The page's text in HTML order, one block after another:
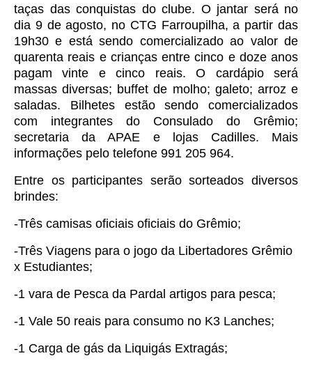
taças das conquistas do clube. O jantar será no
dia 9 de agosto, no CTG Farroupilha, a partir das
19h30 e está sendo comercializado ao valor de
quarenta reais e crianças entre cinco e doze anos
pagam vinte e cinco reais. O cardápio será
massas diversas; buffet de molho; galeto; arroz e
saladas. Bilhetes estão sendo comercializados
com integrantes do Consulado do Grêmio;
secretaria da APAE e lojas Cadilles. Mais
informações pelo telefone 991 205 964.
Entre os participantes serão sorteados diversos
brindes:
-Três camisas oficiais oficiais do Grêmio;
-Três Viagens para o jogo da Libertadores Grêmio
x Estudiantes;
-1 vara de Pesca da Pardal artigos para pesca;
-1 Vale 50 reais para consumo no K3 Lanches;
-1 Carga de gás da Liquigás Extragás;